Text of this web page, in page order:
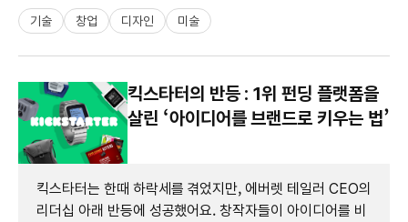
기술 창업 디자인 미술
킥스타터의 반등 : 1위 펀딩 플랫폼을
살린 ‘아이디어를 브랜드로 키우는 법’
킥스타터는 한때 하락세를 겪었지만, 에버렛 테일러 CEO의
리더십 아래 반등에 성공했어요. 창작자들이 아이디어를 비